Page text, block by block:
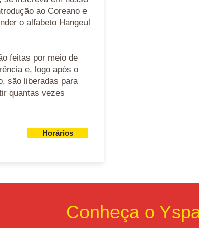
ao Coreano e
o alfabeto Hangeul
feitas por meio de
e, logo após o
são liberadas para
quantas vezes
Horários
Conheça o